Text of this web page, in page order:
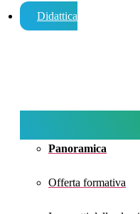
Didattica
Panoramica
Offerta formativa